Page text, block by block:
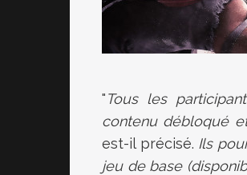
"Tous les
contenu débloqué
est-il précisé. Ils
jeu de base